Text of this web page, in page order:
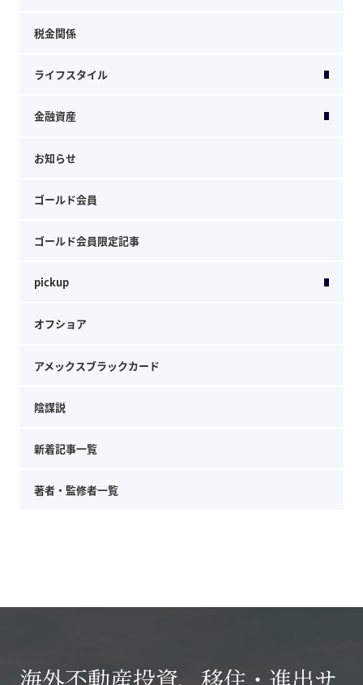
税金関係
ライフスタイル
金融資産
お知らせ
ゴールド会員
ゴールド会員限定記事
pickup
オフショア
アメックスブラックカード
陰謀説
新着記事一覧
著者・監修者一覧